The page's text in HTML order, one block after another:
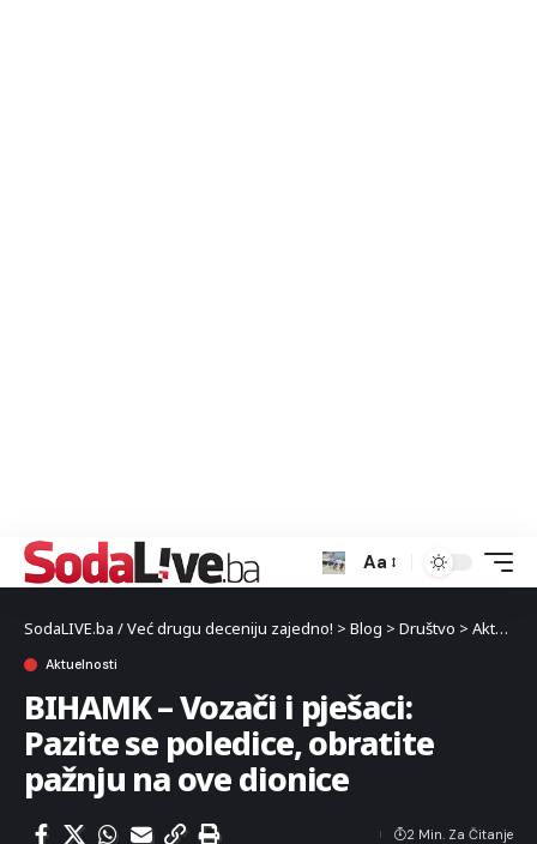
Aa
SodaLIVE.ba / Već drugu deceniju zajedno! > Blog > Društvo > Aktuelnosti
Aktuelnosti
BIHAMK – Vozači i pješaci:
Pazite se poledice, obratite
pažnju na ove dionice
2 Min. Za Čitanje